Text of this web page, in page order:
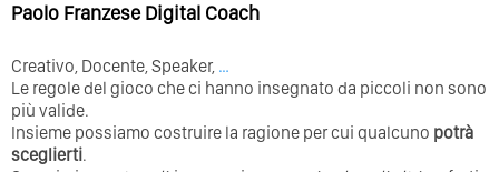
Paolo Franzese Digital Coach
Creativo, Docente, Speaker, …
Le regole del gioco che ci hanno insegnato da piccoli non sono
più valide.
Insieme possiamo costruire la ragione per cui qualcuno potrà
sceglierti.